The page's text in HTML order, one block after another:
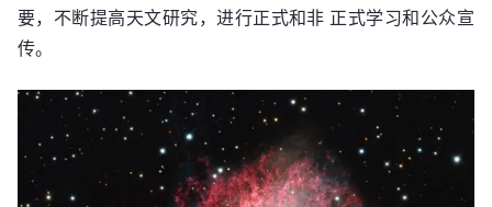
要，不断提高天文研究，进行正式和非 正式学习和公众宣
传。